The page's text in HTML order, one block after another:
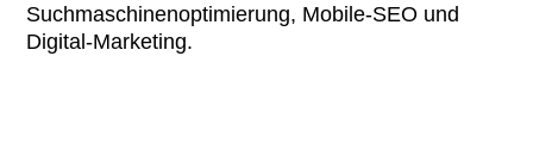
Suchmaschinenoptimierung, Mobile-SEO und
Digital-Marketing.